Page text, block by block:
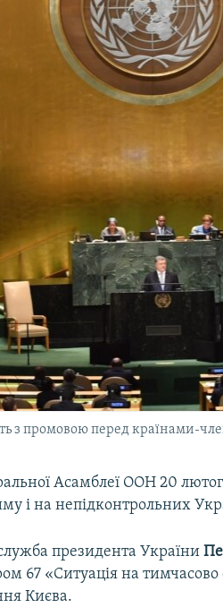
з промовою перед країнами-
Асамблеї ООН 20
і на непідконтрольних
президента України
67 «Ситуація на
Києва.